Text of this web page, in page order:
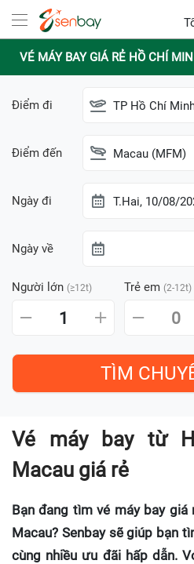
VÉ MÁY BAY GIÁ RẺ HỒ CHÍ
Điểm đi TP Hồ Chí
Điểm đến Macau (MFM)
Ngày đi T.Hai, 10/08/
Ngày về
Người lớn (≥12t) Trẻ em (2-12t)
1 0
Vé máy bay từ
Macau giá rẻ
Bạn đang tìm vé máy bay
Macau? Senbay sẽ giúp bạn
cùng nhiều ưu đãi hấp dẫn.